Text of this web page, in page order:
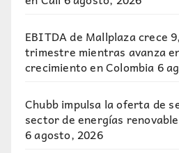
EBITDA de Mallplaza crece
trimestre mientras avanza
crecimiento en Colombia6
Chubb impulsa la oferta de
sector de energías
6 agosto, 2026